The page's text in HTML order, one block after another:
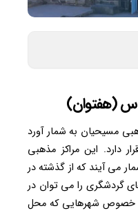
(هفتوان)
مسیحیان به شمار آورد
دارد. این مراکز مذهبی
می آیند که از گذشته در
گردشگری را می توان در
به خصوص شهرهایی که محل